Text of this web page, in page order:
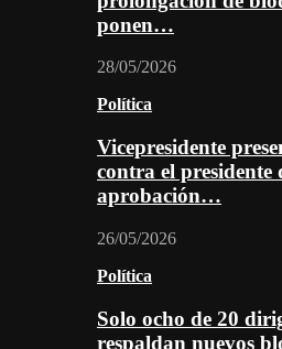
ponen…
28/05/2026
Política
Vicepresidente
contra el presidente
aprobación…
26/05/2026
Política
Solo ocho de 20
respaldan nuevos